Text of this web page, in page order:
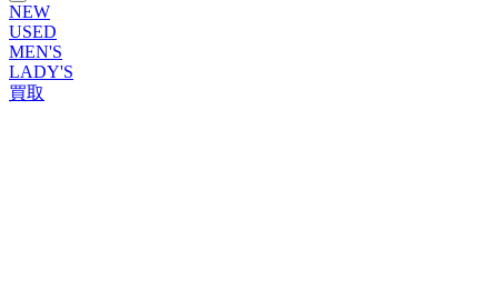
NEW
USED
MEN'S
LADY'S
買取